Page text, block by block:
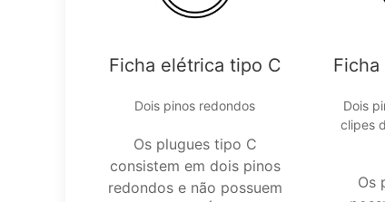
Ficha elétrica tipo C
Dois pinos redondos
Os plugues tipo C
consistem em dois pinos
redondos e não possuem
Dois
clipes
Os